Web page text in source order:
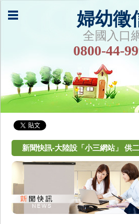
婦幼徵
全國入口
0800-44-
新聞快訊-大陸設「小三網站」 供